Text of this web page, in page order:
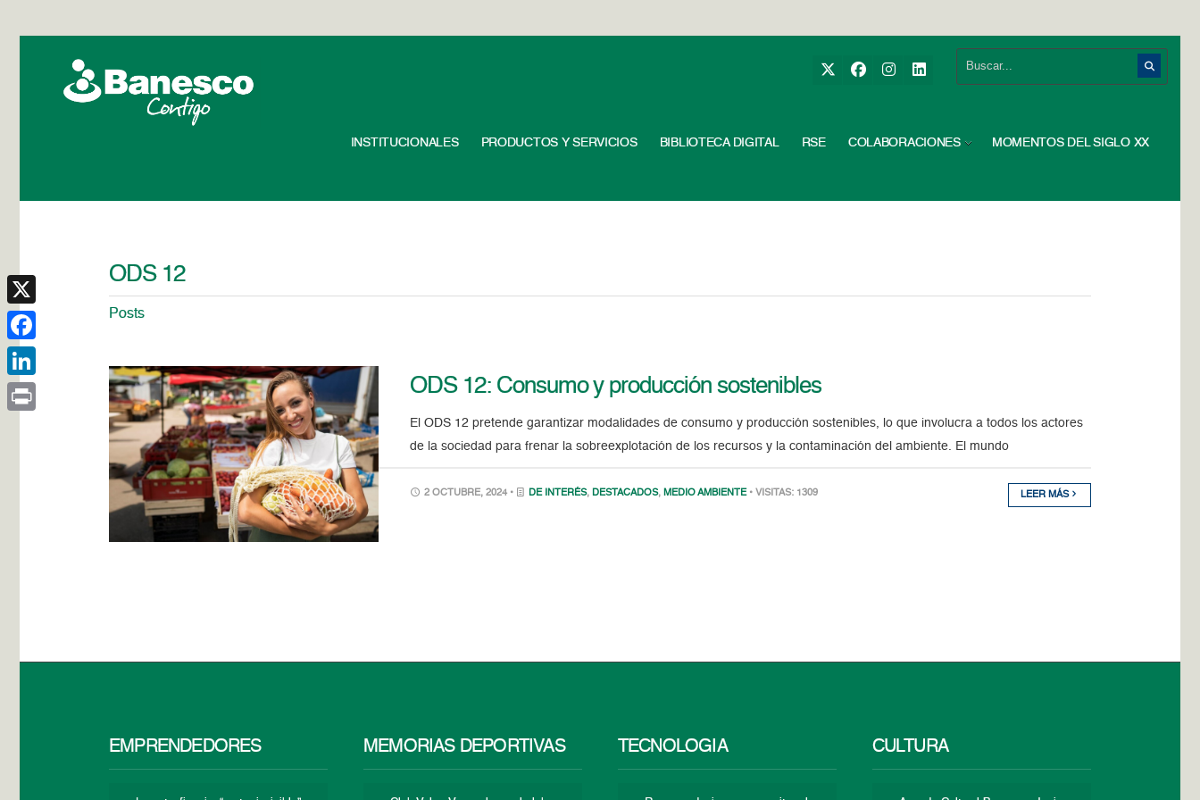
INSTITUCIONALES PRODUCTOS Y SERVICIOS BIBLIOTECA DIGITAL RSE COLABORACIONES MOMENTOS DEL SIGLO XX
ODS 12
Posts
ODS 12: Consumo y producción sostenibles
El ODS 12 pretende garantizar modalidades de consumo y producción sostenibles, lo que involucra a todos los actores
de la sociedad para frenar la sobreexplotación de los recursos y la contaminación del ambiente. El mundo
2 OCTUBRE, 2024 • DE INTERÉS, DESTACADOS, MEDIO AMBIENTE • VISITAS: 1309 LEER MÁS
EMPRENDEDORES MEMORIAS DEPORTIVAS TECNOLOGÍA CULTURA
X
Facebook
LinkedIn